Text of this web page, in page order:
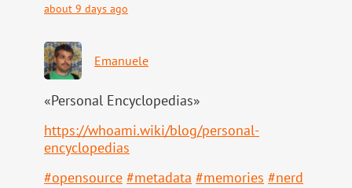
about 9 days ago
Emanuele
«Personal Encyclopedias»
https://whoami.wiki/blog/personal-
encyclopedias
#opensource #metadata #memories #nerd